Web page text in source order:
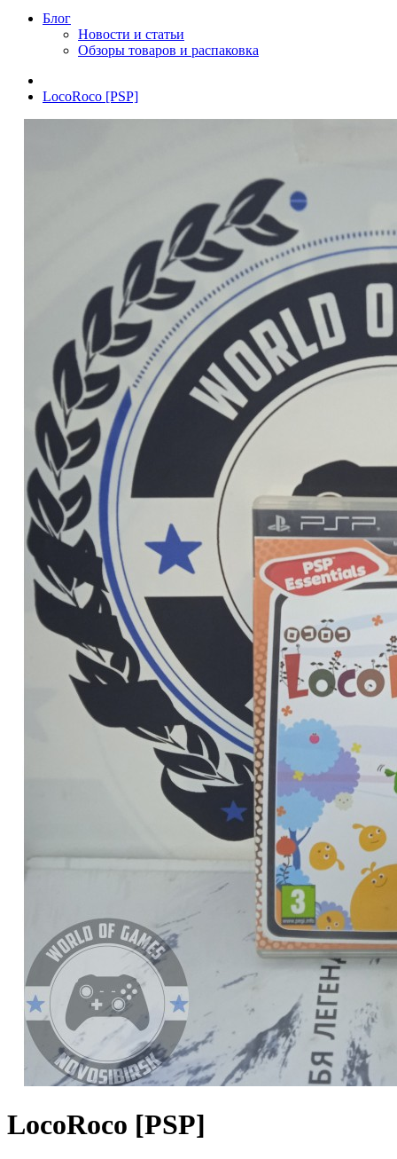
Блог
Новости и статьи
Обзоры товаров и распаковка
LocoRoco [PSP]
LocoRoco [PSP]